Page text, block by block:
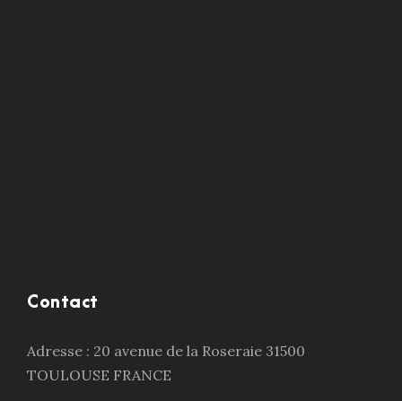
Contact
Adresse : 20 avenue de la Roseraie 31500
TOULOUSE FRANCE